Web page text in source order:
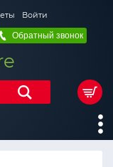
Войти
Обратный звонок